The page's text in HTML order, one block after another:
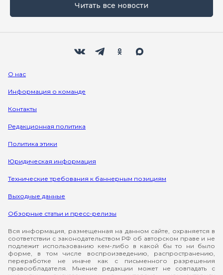
Читать все новости
О нас
Информация о команде
Контакты
Редакционная политика
Политика этики
Юридическая информация
Технические требования к баннерным позициям
Выходные данные
Обзорные статьи и пресс-релизы
Вся информация, размещенная на данном сайте, охраняется в
соответствии с законодательством РФ об авторском праве и не
подлежит использованию кем-либо в какой бы то ни было
форме, в том числе воспроизведению, распространению,
переработке не иначе как с письменного разрешения
правообладателя. Мнение редакции может не совпадать с